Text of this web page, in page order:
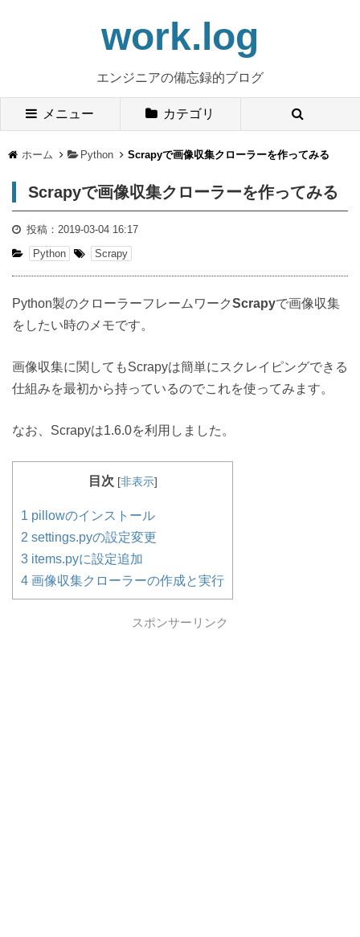
work.log
エンジニアの備忘録的ブログ
メニュー カテゴリ
ホーム Python Scrapyで画像収集クローラーを作ってみる
Scrapyで画像収集クローラーを作ってみる
投稿： 2019-03-04 16:17
Python
Scrapy
Python製のクローラーフレームワークScrapyで画像収集
をしたい時のメモです。
画像収集に関してもScrapyは簡単にスクレイピングできる
仕組みを最初から持っているのでこれを使ってみます。
なお、Scrapyは1.6.0を利用しました。
目次 [非表示]
1 pillowのインストール
2 settings.pyの設定変更
3 items.pyに設定追加
4 画像収集クローラーの作成と実行
スポンサーリンク